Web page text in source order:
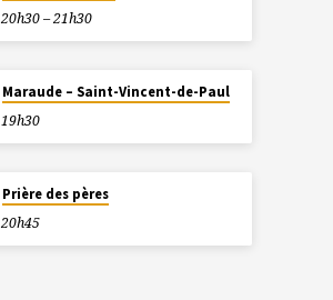
20h30 – 21h30
Maraude – Saint-Vincent-de-Paul
19h30
Prière des pères
20h45